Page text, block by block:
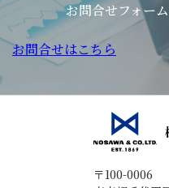
お問合せフォー
お問合せはこちら
〒100-0006